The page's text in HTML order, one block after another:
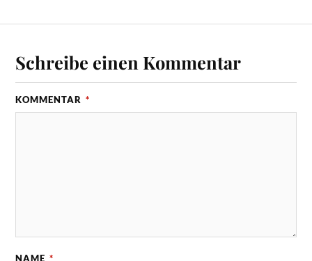
Schreibe einen Kommentar
KOMMENTAR *
NAME *